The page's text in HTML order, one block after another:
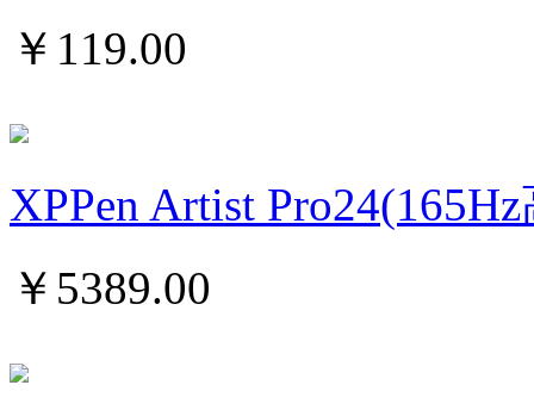
￥ 119.00
XPPen Artist
￥ 5389.00